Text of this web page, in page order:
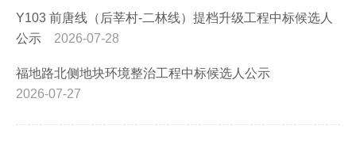
Y103 前唐线（后莘村-二林线）提档升级工程中标候选人
公示
2026-07-28
福地路北侧地块环境整治工程中标候选人公示
2026-07-27